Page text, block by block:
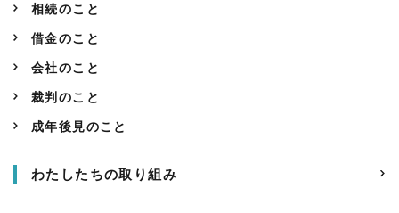
相続のこと
借金のこと
会社のこと
裁判のこと
成年後見のこと
わたしたちの取り組み